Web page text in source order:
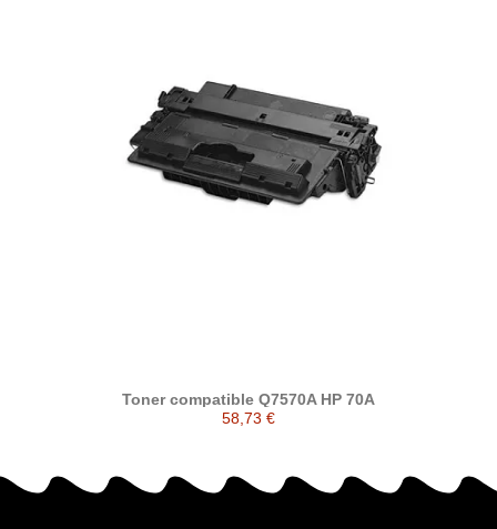
Toner compatible Q7570A HP 70A
58,73 €